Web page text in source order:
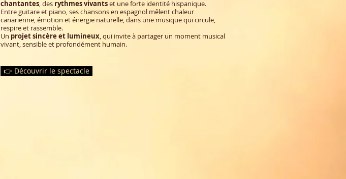
👉 Découvrir le spectacle
chantantes, des rythmes vivantset une forte identité hispanique.
Entre guitare et piano, ses chansons en espagnol mêlent chaleur
canarienne, émotion et énergie naturelle, dans une musique qui circule,
respire et rassemble.
Un projet sincère et lumineux, qui invite à partager un moment musical
vivant, sensible et profondément humain.